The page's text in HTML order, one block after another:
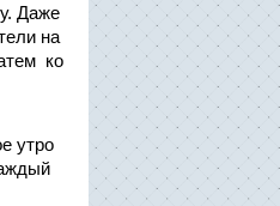
Даже
на
ко
утро